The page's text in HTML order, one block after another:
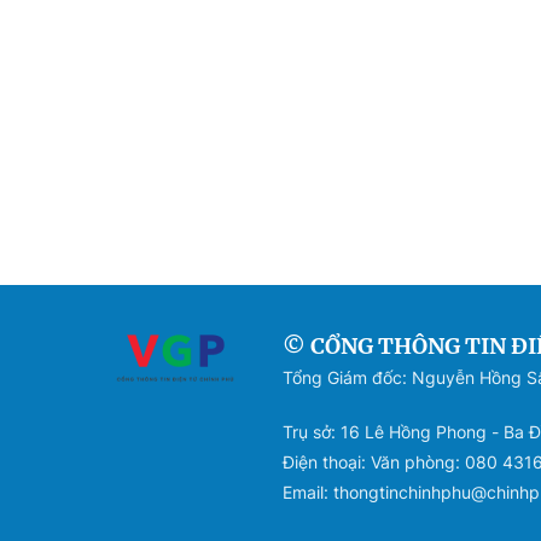
© CỔNG THÔNG TIN
Tổng Giám đốc: Nguyễn Hồng
Trụ sở: 16 Lê Hồng Phong - Ba
Điện thoại: Văn phòng: 080
Email: